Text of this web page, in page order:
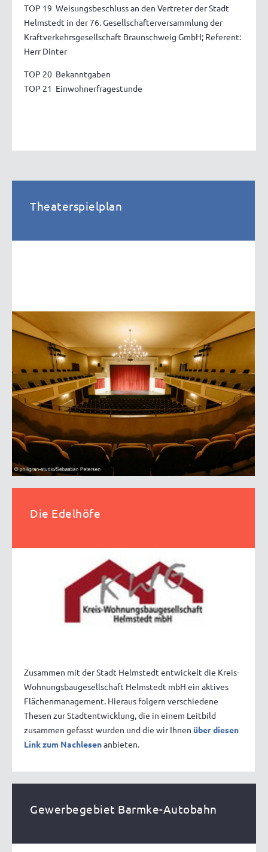
TOP 19 Weisungsbeschluss an den Vertreter der Stadt
Helmstedt in der 76. Gesellschafterversammlung der
Kraftverkehrsgesellschaft Braunschweig GmbH; Referent:
Herr Dinter
TOP 20 Bekanntgaben
TOP 21 Einwohnerfragestunde
Theaterspielplan
Die Edelhöfe
Zusammen mit der Stadt Helmstedt entwickelt die Kreis-
Wohnungsbaugesellschaft Helmstedt mbH ein aktives
Flächenmanagement. Hieraus folgern verschiedene
Thesen zur Stadtentwicklung, die in einem Leitbild
zusammen gefasst wurden und die wir Ihnen über diesen
Link zum Nachlesenanbieten.
Gewerbegebiet Barmke-Autobahn